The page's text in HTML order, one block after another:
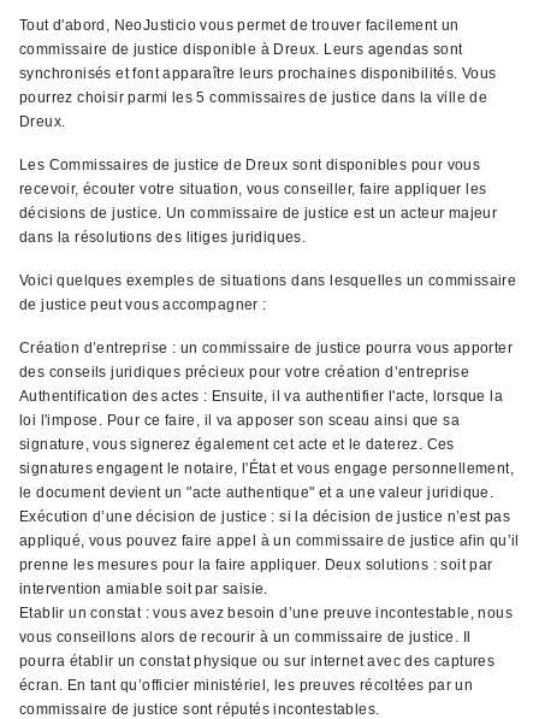
Tout d'abord, NeoJusticio vous permet de trouver facilement un
commissaire de justice disponible à Dreux. Leurs agendas sont
synchronisés et font apparaître leurs prochaines disponibilités. Vous
pourrez choisir parmi les 5 commissaires de justice dans la ville de
Dreux.
Les Commissaires de justice de Dreux sont disponibles pour vous
recevoir, écouter votre situation, vous conseiller, faire appliquer les
décisions de justice. Un commissaire de justice est un acteur majeur
dans la résolutions des litiges juridiques.
Voici quelques exemples de situations dans lesquelles un commissaire
de justice peut vous accompagner :
Création d’entreprise : un commissaire de justice pourra vous apporter
des conseils juridiques précieux pour votre création d’entreprise
Authentification des actes : Ensuite, il va authentifier l'acte, lorsque la
loi l'impose. Pour ce faire, il va apposer son sceau ainsi que sa
signature, vous signerez également cet acte et le daterez. Ces
signatures engagent le notaire, l'État et vous engage personnellement,
le document devient un "acte authentique" et a une valeur juridique.
Exécution d’une décision de justice : si la décision de justice n’est pas
appliqué, vous pouvez faire appel à un commissaire de justice afin qu’il
prenne les mesures pour la faire appliquer. Deux solutions : soit par
intervention amiable soit par saisie.
Etablir un constat : vous avez besoin d’une preuve incontestable, nous
vous conseillons alors de recourir à un commissaire de justice. Il
pourra établir un constat physique ou sur internet avec des captures
écran. En tant qu’officier ministériel, les preuves récoltées par un
commissaire de justice sont réputés incontestables.